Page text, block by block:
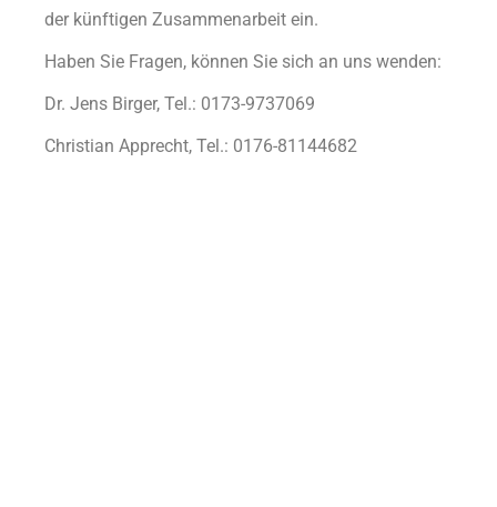
der künftigen Zusammenarbeit ein.
Haben Sie Fragen, können Sie sich an uns wenden:
Dr. Jens Birger, Tel.: 0173-9737069
Christian Apprecht, Tel.: 0176-81144682